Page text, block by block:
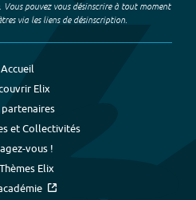
pouvez vous désinscrire à tout moment
via les liens de désinscription.
Accueil
Elix
partenaires
et Collectivités
vous !
Elix